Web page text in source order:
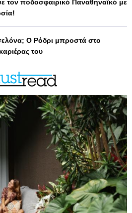
τον ποδοσφαιρικό Παναθηναϊκό με
Ο Ρόδρι μπροστά στο
του